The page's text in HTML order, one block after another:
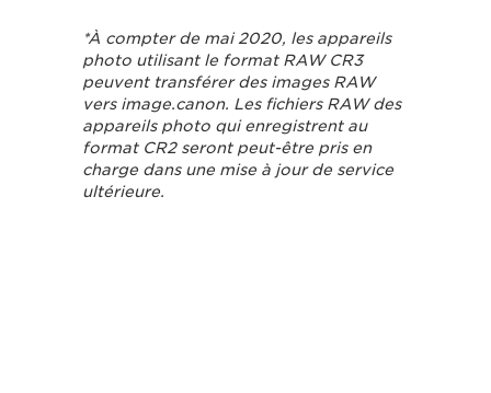
*À compter de mai 2020, les appareils
photo utilisant le format RAW CR3
peuvent transférer des images RAW
vers image.canon. Les fichiers RAW des
appareils photo qui enregistrent au
format CR2 seront peut-être pris en
charge dans une mise à jour de service
ultérieure.